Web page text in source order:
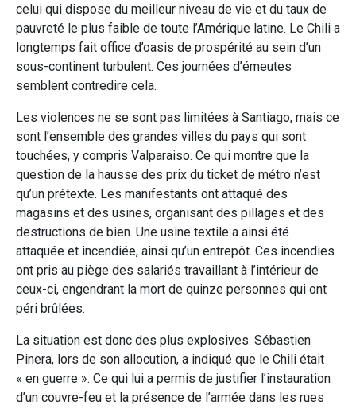
celui qui dispose du meilleur niveau de vie et du taux de
pauvreté le plus faible de toute l’Amérique latine. Le Chili a
longtemps fait office d’oasis de prospérité au sein d’un
sous-continent turbulent. Ces journées d’émeutes
semblent contredire cela.
Les violences ne se sont pas limitées à Santiago, mais ce
sont l’ensemble des grandes villes du pays qui sont
touchées, y compris Valparaiso. Ce qui montre que la
question de la hausse des prix du ticket de métro n’est
qu’un prétexte. Les manifestants ont attaqué des
magasins et des usines, organisant des pillages et des
destructions de bien. Une usine textile a ainsi été
attaquée et incendiée, ainsi qu’un entrepôt. Ces incendies
ont pris au piège des salariés travaillant à l’intérieur de
ceux-ci, engendrant la mort de quinze personnes qui ont
péri brûlées.
La situation est donc des plus explosives. Sébastien
Pinera, lors de son allocution, a indiqué que le Chili était
« en guerre ». Ce qui lui a permis de justifier l’instauration
d’un couvre-feu et la présence de l’armée dans les rues